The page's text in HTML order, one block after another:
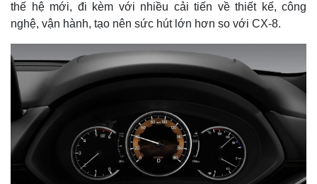
Thế giới
Quan sát
Cuộc sống đó đây
Hồ sơ
E-
thế hệ mới, đi kèm với nhiều cải tiến về thiết kế, công
nghệ, vận hành, tạo nên sức hút lớn hơn so với CX-8.